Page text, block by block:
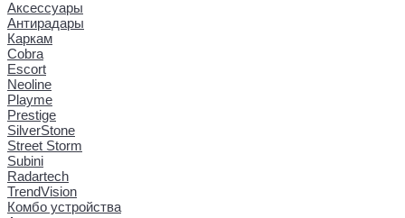
Аксессуары
Антирадары
Каркам
Cobra
Escort
Neoline
Playme
Prestige
SilverStone
Street Storm
Subini
Radartech
TrendVision
Комбо устройства